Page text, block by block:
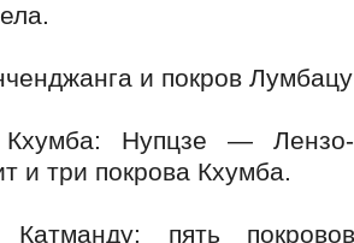
и покров
Нупцзе — Лензо-
и три покрова Кхумба.
пять